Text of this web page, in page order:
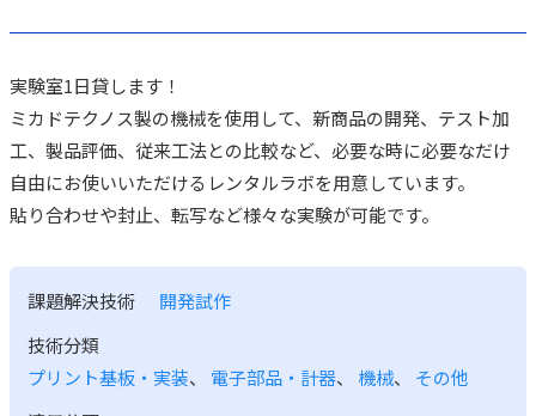
実験室1日貸します！
ミカドテクノス製の機械を使用して、新商品の開発、テスト加
工、製品評価、従来工法との比較など、必要な時に必要なだけ
自由にお使いいただけるレンタルラボを用意しています。
貼り合わせや封止、転写など様々な実験が可能です。
課題解決技術
開発試作
技術分類
プリント基板・実装、 電子部品・計器、 機械、 その他